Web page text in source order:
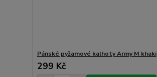
Pánské pyžamové kalhoty Army M khaki
299 Kč